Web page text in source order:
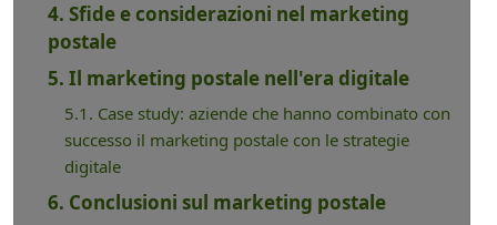
4. Sfide e considerazioni nel marketing
postale
5. Il marketing postale nell'era digitale
5.1. Case study: aziende che hanno combinato con
successo il marketing postale con le strategie
digitale
6. Conclusioni sul marketing postale